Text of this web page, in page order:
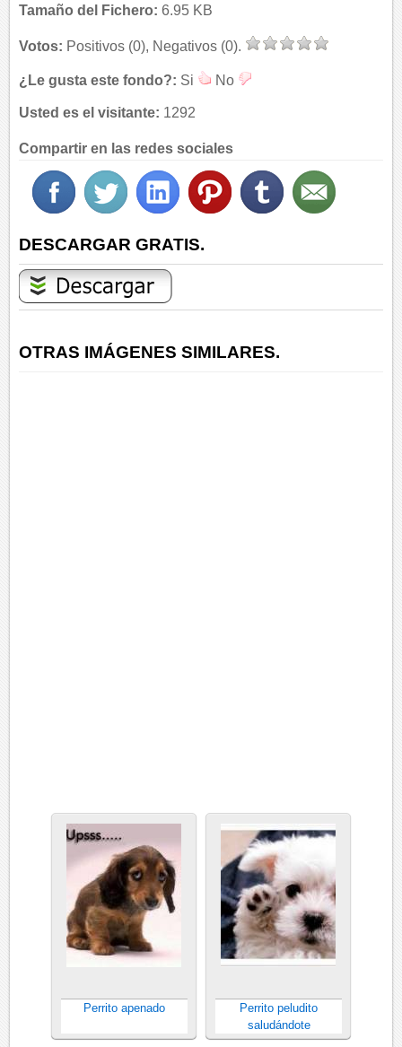
Tamaño del Fichero: 6.95 KB
Votos: Positivos (0), Negativos (0).
¿Le gusta este fondo?: Si No
Usted es el visitante: 1292
Compartir en las redes sociales
DESCARGAR GRATIS.
OTRAS IMÁGENES SIMILARES.
Perrito apenado
Perrito peludito
saludándote